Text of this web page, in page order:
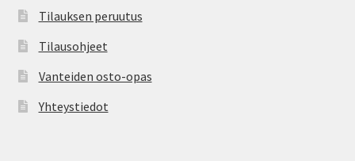
Tilauksen peruutus
Tilausohjeet
Vanteiden osto-opas
Yhteystiedot